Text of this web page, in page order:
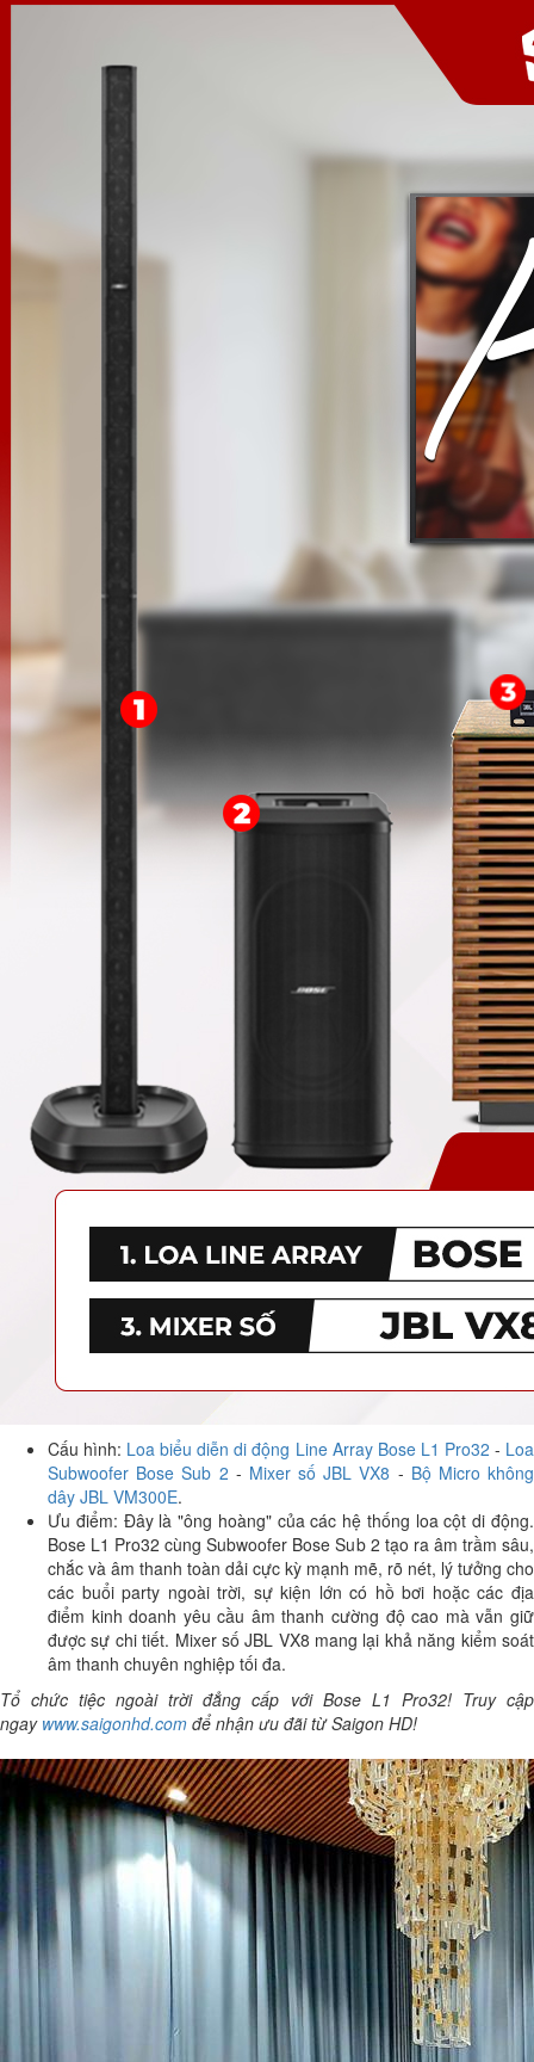
Cấu hình: Loa biểu diễn di động Line Array Bose L1 Pro32 - Loa
Subwoofer Bose Sub 2 - Mixer số JBL VX8 - Bộ Micro không
dây JBL VM300E.
Ưu điểm: Đây là "ông hoàng" của các hệ thống loa cột di động.
Bose L1 Pro32 cùng Subwoofer Bose Sub 2 tạo ra âm trầm sâu,
chắc và âm thanh toàn dải cực kỳ mạnh mẽ, rõ nét, lý tưởng cho
các buổi party ngoài trời, sự kiện lớn có hồ bơi hoặc các địa
điểm kinh doanh yêu cầu âm thanh cường độ cao mà vẫn giữ
được sự chi tiết. Mixer số JBL VX8 mang lại khả năng kiểm soát
âm thanh chuyên nghiệp tối đa.
Tổ chức tiệc ngoài trời đẳng cấp với Bose L1 Pro32! Truy cập
ngay www.saigonhd.com để nhận ưu đãi từ Saigon HD!